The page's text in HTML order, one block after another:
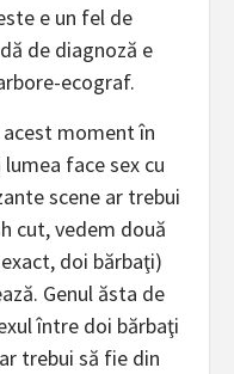
e un fel de
de diagnoză e
ecograf.
moment în
face sex cu
scene ar trebui
cut, vedem două
doi bărbaţi)
Genul ăsta de
între doi bărbaţi
trebui să fie din